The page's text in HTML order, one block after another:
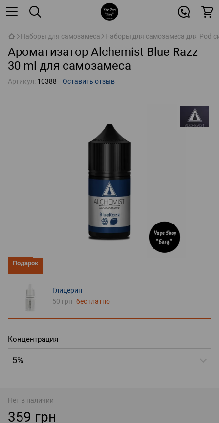
Наборы для самозамеса Наборы для самозамеса для Pod
Ароматизатор Alchemist Blue Razz
30 ml для самозамеса
Артикул: 10388 Оставить отзыв
Подарок
Глицерин
50 грн бесплатно
Концентрация
5%
Нет в наличии
359 грн